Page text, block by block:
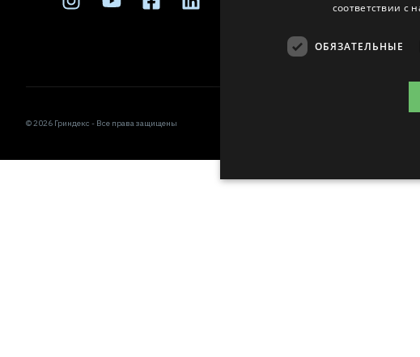
© 2026 Гриндекс - Все права защищены
соответствии с
ОБЯЗАТЕЛЬНЫЕ